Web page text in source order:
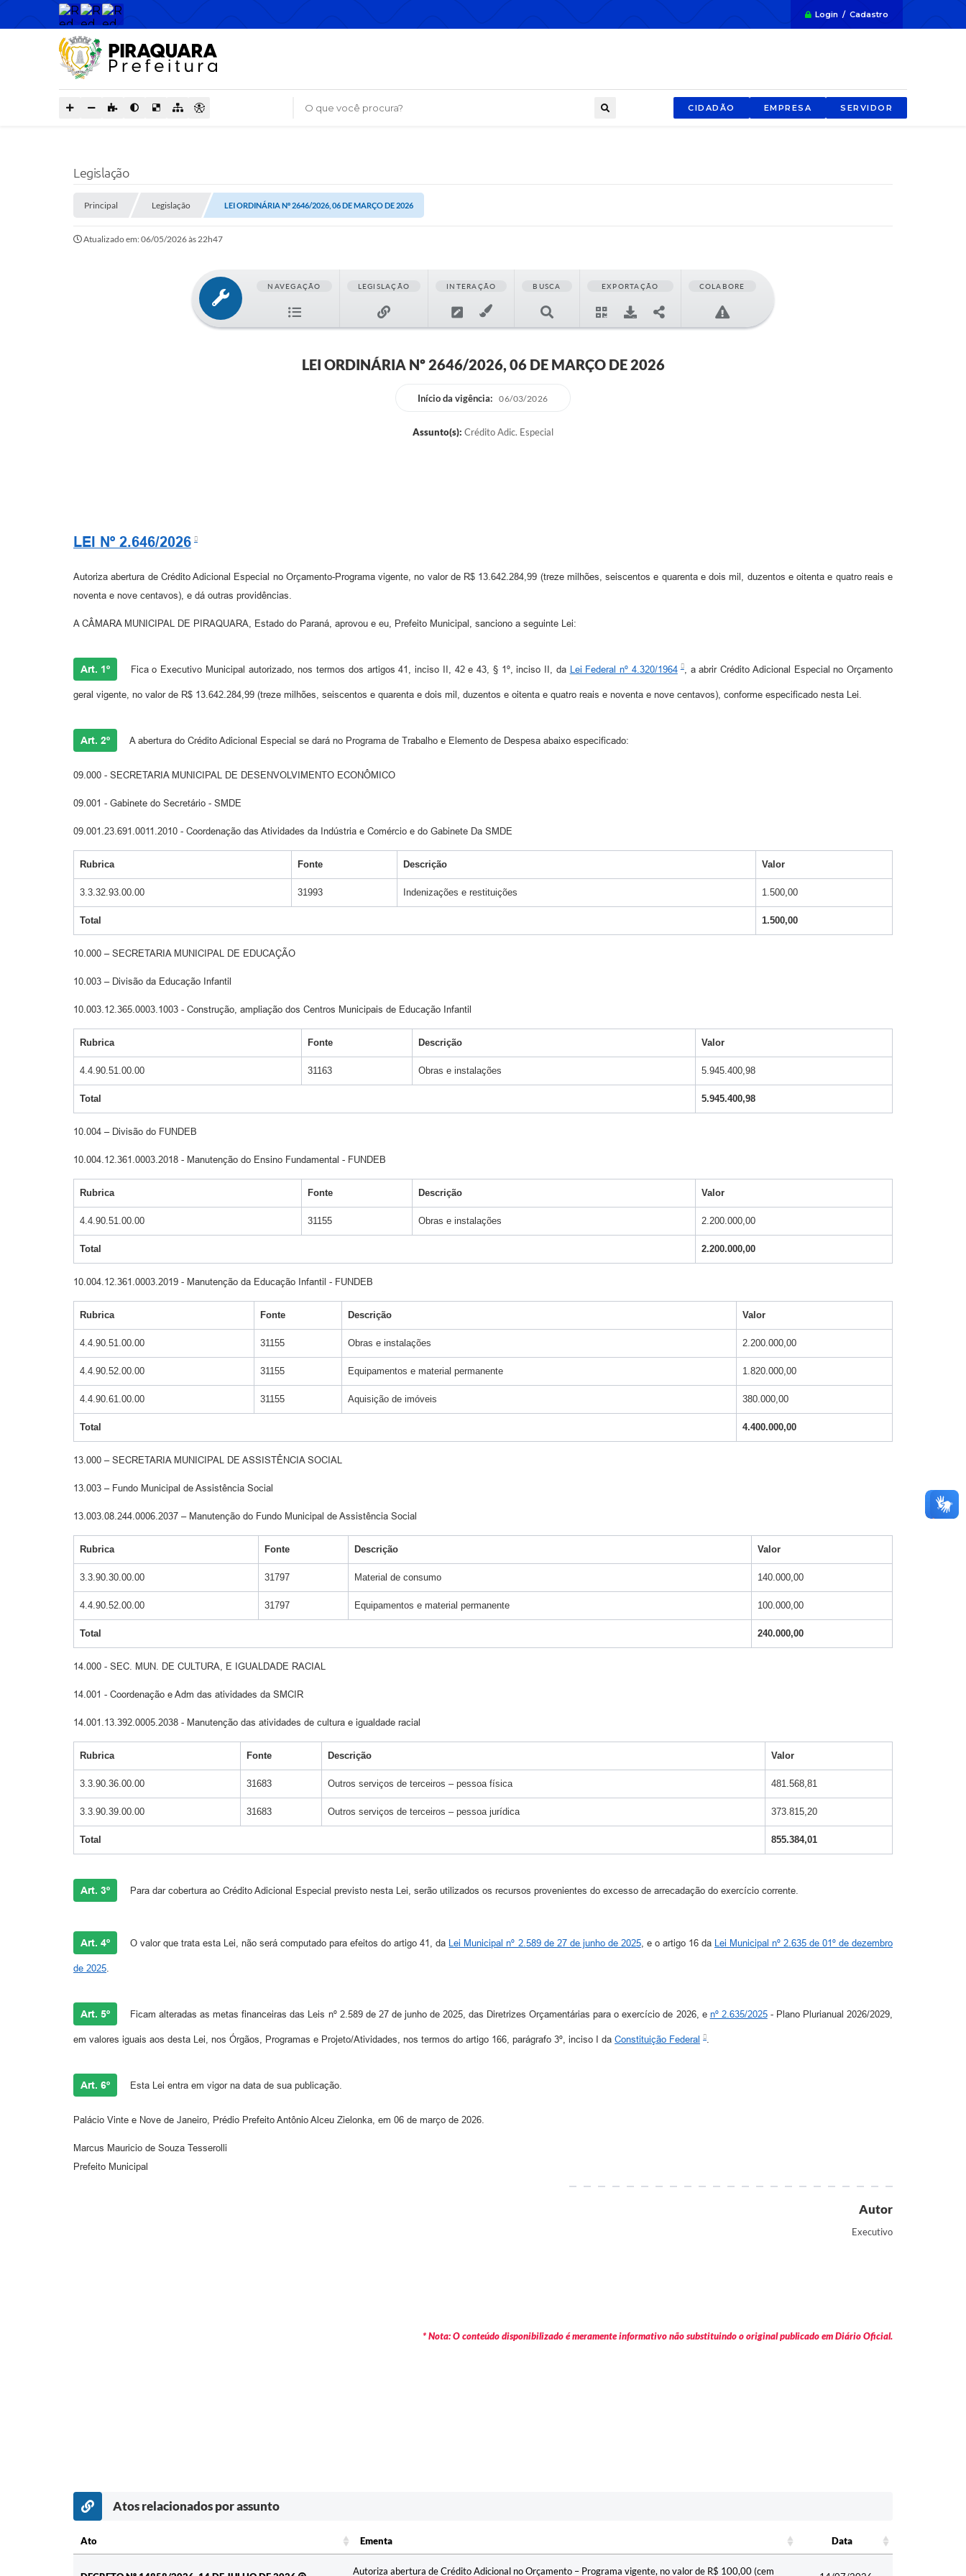
Login / Cadastro
O que você procura? CIDADÃO EMPRESA SERVIDOR
Legislação
Principal Legislação LEI ORDINÁRIA Nº 2646/2026, 06 DE MARÇO DE 2026
Atualizado em: 06/05/2026 às 22h47
NAVEGAÇÃO LEGISLAÇÃO INTERAÇÃO BUSCA EXPORTAÇÃO COLABORE
LEI ORDINÁRIA Nº 2646/2026, 06 DE MARÇO DE 2026
Início da vigência: 06/03/2026
Assunto(s): Crédito Adic. Especial
LEI Nº 2.646/2026
Autoriza abertura de Crédito Adicional Especial no Orçamento-Programa vigente, no valor de R$ 13.642.284,99 (treze milhões, seiscentos e quarenta e dois mil, duzentos e oitenta e quatro reais e
noventa e nove centavos), e dá outras providências.
A CÂMARA MUNICIPAL DE PIRAQUARA, Estado do Paraná, aprovou e eu, Prefeito Municipal, sanciono a seguinte Lei:
Art. 1º Fica o Executivo Municipal autorizado, nos termos dos artigos 41, inciso II, 42 e 43, § 1º, inciso II, da Lei Federal nº 4.320/1964 , a abrir Crédito Adicional Especial no Orçamento
geral vigente, no valor de R$ 13.642.284,99 (treze milhões, seiscentos e quarenta e dois mil, duzentos e oitenta e quatro reais e noventa e nove centavos), conforme especificado nesta Lei.
Art. 2º A abertura do Crédito Adicional Especial se dará no Programa de Trabalho e Elemento de Despesa abaixo especificado:
09.000 - SECRETARIA MUNICIPAL DE DESENVOLVIMENTO ECONÔMICO
09.001 - Gabinete do Secretário - SMDE
09.001.23.691.0011.2010 - Coordenação das Atividades da Indústria e Comércio e do Gabinete Da SMDE
Rubrica Fonte Descrição Valor
3.3.32.93.00.00 31993 Indenizações e restituições 1.500,00
Total 1.500,00
10.000 – SECRETARIA MUNICIPAL DE EDUCAÇÃO
10.003 – Divisão da Educação Infantil
10.003.12.365.0003.1003 - Construção, ampliação dos Centros Municipais de Educação Infantil
Rubrica Fonte Descrição Valor
4.4.90.51.00.00 31163 Obras e instalações 5.945.400,98
Total 5.945.400,98
10.004 – Divisão do FUNDEB
10.004.12.361.0003.2018 - Manutenção do Ensino Fundamental - FUNDEB
Rubrica Fonte Descrição Valor
4.4.90.51.00.00 31155 Obras e instalações 2.200.000,00
Total 2.200.000,00
10.004.12.361.0003.2019 - Manutenção da Educação Infantil - FUNDEB
Rubrica Fonte Descrição Valor
4.4.90.51.00.00 31155 Obras e instalações 2.200.000,00
4.4.90.52.00.00 31155 Equipamentos e material permanente 1.820.000,00
4.4.90.61.00.00 31155 Aquisição de imóveis 380.000,00
Total 4.400.000,00
13.000 – SECRETARIA MUNICIPAL DE ASSISTÊNCIA SOCIAL
13.003 – Fundo Municipal de Assistência Social
13.003.08.244.0006.2037 – Manutenção do Fundo Municipal de Assistência Social
Rubrica Fonte Descrição Valor
3.3.90.30.00.00 31797 Material de consumo 140.000,00
4.4.90.52.00.00 31797 Equipamentos e material permanente 100.000,00
Total 240.000,00
14.000 - SEC. MUN. DE CULTURA, E IGUALDADE RACIAL
14.001 - Coordenação e Adm das atividades da SMCIR
14.001.13.392.0005.2038 - Manutenção das atividades de cultura e igualdade racial
Rubrica Fonte Descrição Valor
3.3.90.36.00.00 31683 Outros serviços de terceiros – pessoa física 481.568,81
3.3.90.39.00.00 31683 Outros serviços de terceiros – pessoa jurídica 373.815,20
Total 855.384,01
Art. 3º Para dar cobertura ao Crédito Adicional Especial previsto nesta Lei, serão utilizados os recursos provenientes do excesso de arrecadação do exercício corrente.
Art. 4º O valor que trata esta Lei, não será computado para efeitos do artigo 41, da Lei Municipal nº 2.589 de 27 de junho de 2025, e o artigo 16 da Lei Municipal nº 2.635 de 01º de dezembro
de 2025
Art. 5º Ficam alteradas as metas financeiras das Leis nº 2.589 de 27 de junho de 2025, das Diretrizes Orçamentárias para o exercício de 2026, e nº 2.635/2025- Plano Plurianual 2026/2029,
em valores iguais aos desta Lei, nos Órgãos, Programas e Projeto/Atividades, nos termos do artigo 166, parágrafo 3º, inciso I da Constituição Federal .
Art. 6º Esta Lei entra em vigor na data de sua publicação.
Palácio Vinte e Nove de Janeiro, Prédio Prefeito Antônio Alceu Zielonka, em 06 de março de 2026.
Marcus Mauricio de Souza Tesserolli
Prefeito Municipal
Autor
Executivo
* Nota: O conteúdo disponibilizado é meramente informativo não substituindo o original publicado em Diário Oficial.
Atos relacionados por assunto
Ato Ementa
Data
Autoriza abertura de Crédito Adicional no Orçamento – Programa vigente, no valor de R$ 100,00 (cem